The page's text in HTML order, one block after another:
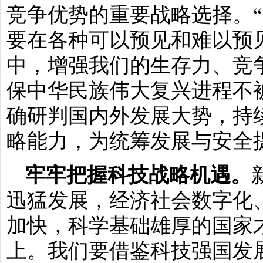
竞争优势的重要战略选择。
要在各种可以预见和难以预
中，增强我们的生存力、
保中华民族伟大复兴进程不
确研判国内外发展大势，
略能力，为统筹发展与安全
牢牢把握科技战略机遇。
迅猛发展，经济社会数字
加快，科学基础雄厚的国
上。我们要借鉴科技强国